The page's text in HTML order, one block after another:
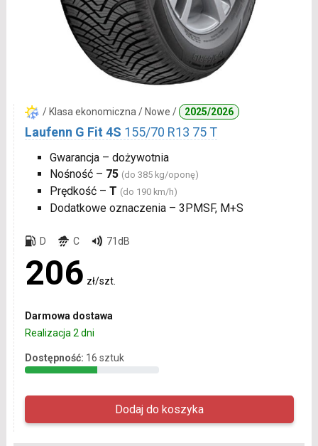
/ Klasa ekonomiczna / Nowe / 2025/2026
Laufenn G Fit 4S 155/70 R13 75 T
Gwarancja – dożywotnia
Nośność – 75 (do 385 kg/oponę)
Prędkość – T (do 190 km/h)
Dodatkowe oznaczenia – 3PMSF, M+S
D C 71dB
206 zł/szt.
Darmowa dostawa
Realizacja 2 dni
Dostępność: 16 sztuk